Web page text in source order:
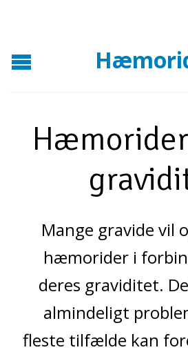
Mange gravide vil
hæmorider i
deres graviditet.
almindeligt
fleste tilfælde kan